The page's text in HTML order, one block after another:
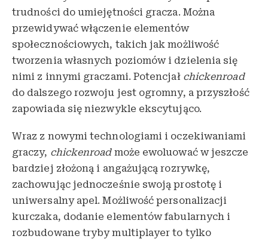
trudności do umiejętności gracza. Można
przewidywać włączenie elementów
społecznościowych, takich jak możliwość
tworzenia własnych poziomów i dzielenia się
nimi z innymi graczami. Potencjał chickenroad
do dalszego rozwoju jest ogromny, a przyszłość
zapowiada się niezwykle ekscytująco.
Wraz z nowymi technologiami i oczekiwaniami
graczy, chickenroadmoże ewoluować w jeszcze
bardziej złożoną i angażującą rozrywkę,
zachowując jednocześnie swoją prostotę i
uniwersalny apel. Możliwość personalizacji
kurczaka, dodanie elementów fabularnych i
rozbudowane tryby multiplayer to tylko